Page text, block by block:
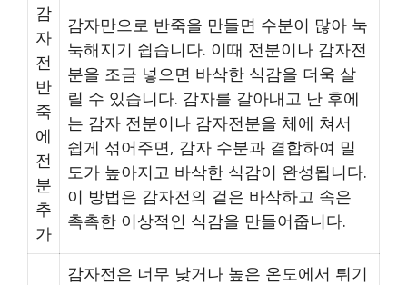
감
자
전
반
죽
에
전
분
추
가
감자만으로 반죽을 만들면 수분이 많아 눅
눅해지기 쉽습니다. 이때 전분이나 감자전
분을 조금 넣으면 바삭한 식감을 더욱 살
릴 수 있습니다. 감자를 갈아내고 난 후에
는 감자 전분이나 감자전분을 체에 쳐서
쉽게 섞어주면, 감자 수분과 결합하여 밀
도가 높아지고 바삭한 식감이 완성됩니다.
이 방법은 감자전의 겉은 바삭하고 속은
촉촉한 이상적인 식감을 만들어줍니다.
감자전은 너무 낮거나 높은 온도에서 튀기